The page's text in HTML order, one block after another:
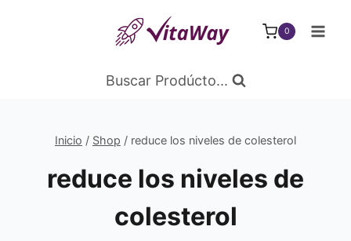
0
Buscar Prodúcto...
Inicio / Shop / reduce los niveles de colesterol
reduce los niveles de
colesterol